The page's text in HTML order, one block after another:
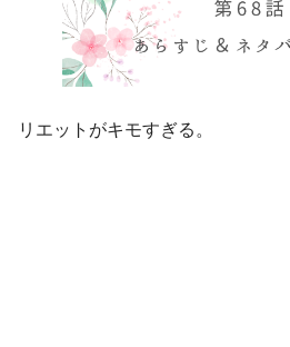
リエットがキモすぎる。